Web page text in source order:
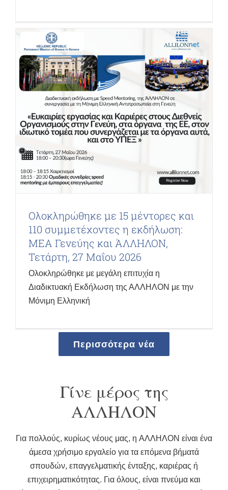
Ολοκληρώθηκε με 15 μέντορες και
110 συμμετέχοντες η εκδήλωση:
ΜΕΑ Γενεύης και ΆΛΛΗΛΟΝ,
Τετάρτη, 27 Μαΐου 2026
Ολοκληρώθηκε με μεγάλη επιτυχία η
Διαδικτυακή Εκδήλωση της ΑΛΛΗΛΟΝ με την
Μόνιμη Ελληνική
Περισσότερα νέα
Γίνε μέρος της
ΑΛΛΗΛΟΝ
Για πολλούς, κυρίως νέους μας, η AΛΛΗΛΟΝ είναι ένα
άμεσα χρήσιμο εργαλείο για τα επόμενα βήματά
σπουδών, επαγγελματικής ένταξης, καριέρας ή
επιχειρηματικότητας. Για όλους, είναι πνεύμα και